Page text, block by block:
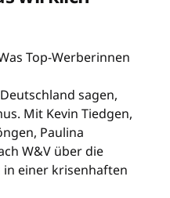
Top-Werberinnen
sagen,
Mit Kevin Tiedgen,
Paulina
W&V über die
einer krisenhaften